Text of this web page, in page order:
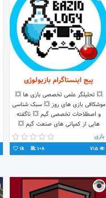
پیج اینستاگرام بازیولوژی
💥 تحلیلگر علمی تخصصی بازی ها 💥
موشکافی بازی های روز 💥 سبک شناسی
و اصطلاحات تخصصی گیم 💥 ناگفته
هایی از کمپانی های صنعت گیم 💥
مطالب فان منحصر به فرد
بازی
715
108
1k